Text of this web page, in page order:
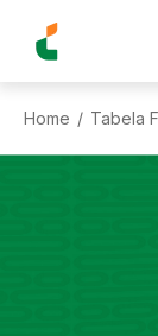
Home / Tabela